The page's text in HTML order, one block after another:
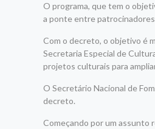
O programa, que tem o
a ponte entre
Com o decreto, o objetivo é
Secretaria Especial de
projetos culturais para
O Secretário Nacional de
decreto.
Começando por um assunto